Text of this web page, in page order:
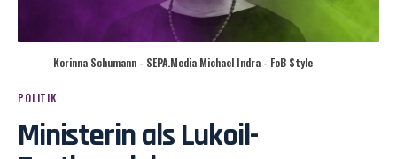
Korinna Schumann - SEPA.Media Michael Indra - FoB Style
POLITIK
Ministerin als Lukoil-